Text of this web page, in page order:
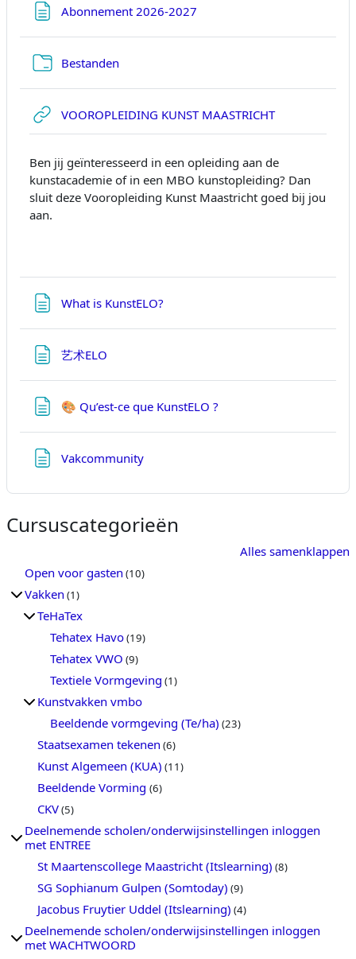
Abonnement 2026-2027
Bestanden
VOOROPLEIDING KUNST MAASTRICHTURL
Ben jij geïnteresseerd in een opleiding aan de
kunstacademie of in een MBO kunstopleiding? Dan
sluit deze Vooropleiding Kunst Maastricht goed bij jou
aan.
What is KunstELO?
艺术ELO
🎨 Qu’est-ce que KunstELO ?
VakcommunityPagina
Cursuscategorieën
Alles samenklappen
Open voor gasten (10)
Vakken (1)
TeHaTex
Tehatex Havo(19)
Tehatex VWO (9)
Textiele Vormgeving (1)
Kunstvakken vmbo
Beeldende vormgeving (Te/ha) (23)
Staatsexamen tekenen (6)
Kunst Algemeen (KUA) (11)
Beeldende Vorming (6)
CKV(5)
Deelnemende scholen/onderwijsinstellingen inloggen
met ENTREE
St Maartenscollege Maastricht (Itslearning) (8)
SG Sophianum Gulpen (Somtoday) (9)
Jacobus Fruytier Uddel (Itslearning) (4)
Deelnemende scholen/onderwijsinstellingen inloggen
met WACHTWOORD